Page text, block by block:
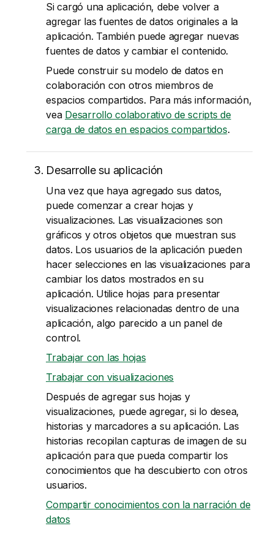
Si cargó una aplicación, debe volver a
agregar las fuentes de datos originales a la
aplicación. También puede agregar nuevas
fuentes de datos y cambiar el contenido.
Puede construir su modelo de datos en
colaboración con otros miembros de
espacios compartidos. Para más información,
vea Desarrollo colaborativo de scripts de
carga de datos en espacios compartidos.
Desarrolle su aplicación
Una vez que haya agregado sus datos,
puede comenzar a crear hojas y
visualizaciones. Las visualizaciones son
gráficos y otros objetos que muestran sus
datos. Los usuarios de la aplicación pueden
hacer selecciones en las visualizaciones para
cambiar los datos mostrados en su
aplicación. Utilice hojas para presentar
visualizaciones relacionadas dentro de una
aplicación, algo parecido a un panel de
control.
Trabajar con las hojas
Trabajar con visualizaciones
Después de agregar sus hojas y
visualizaciones, puede agregar, si lo desea,
historias y marcadores a su aplicación. Las
historias recopilan capturas de imagen de su
aplicación para que pueda compartir los
conocimientos que ha descubierto con otros
usuarios.
Compartir conocimientos con la narración de
datos